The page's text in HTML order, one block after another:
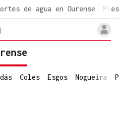
de agua en Ourense
Coles Esgos Nogueira